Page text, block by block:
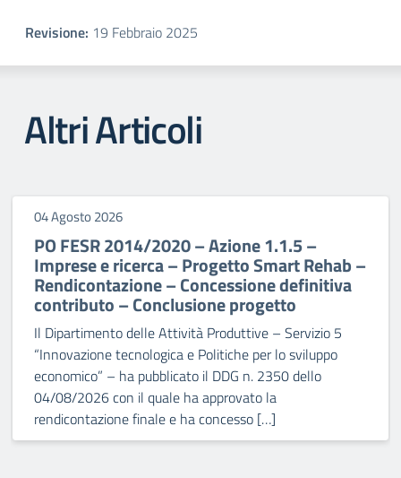
Revisione: 19 Febbraio 2025
Altri Articoli
04 Agosto 2026
PO FESR 2014/2020 – Azione 1.1.5 –
Imprese e ricerca – Progetto Smart Rehab –
Rendicontazione – Concessione definitiva
contributo – Conclusione progetto
Il Dipartimento delle Attività Produttive – Servizio 5
“Innovazione tecnologica e Politiche per lo sviluppo
economico” – ha pubblicato il DDG n. 2350 dello
04/08/2026 con il quale ha approvato la
rendicontazione finale e ha concesso […]